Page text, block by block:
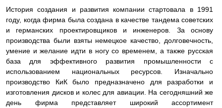
История создания и развития компании стартовала в 1991
году, когда фирма была создана в качестве тандема советских
и германских проектировщиков и инженеров. За основу
производства были взяты немецкое качество, долговечность,
умение и желание идти в ногу со временем, а также русская
база для эффективного развития промышленности с
использованием национальных ресурсов. Изначально
производство КиК было предназначено для разработки и
изготовления дисков и колес для авиации. На сегодняшний же
день фирма представляет широкий ассортимент